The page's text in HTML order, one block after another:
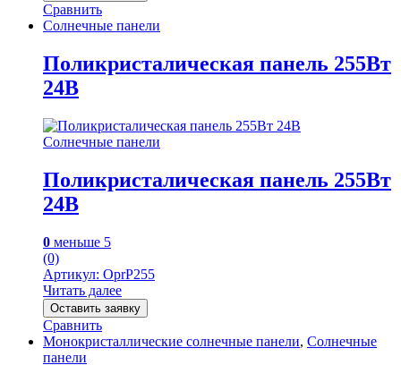
Сравнить
Солнечные панели
Поликристалическая панель 255Вт
24В
Солнечные панели
Поликристалическая панель 255Вт
24В
0 меньше 5
(0)
Артикул: OprP255
Читать далее
Оставить заявку
Сравнить
Монокристаллические солнечные панели, Солнечные
панели